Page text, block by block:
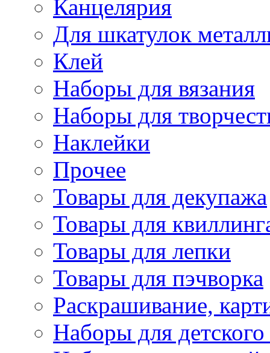
Канцелярия
Для шкатулок
Клей
Наборы для вязания
Наборы для
Наклейки
Прочее
Товары для декупажа
Товары для
Товары для лепки
Товары для пэчворка
Раскрашивание,
Наборы для